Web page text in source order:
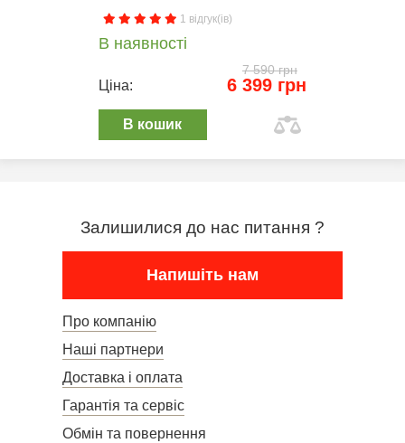
1 відгук(ів)
В наявності
7 590 грн
Ціна: 6 399 грн
В кошик
Залишилися до нас питання ?
Напишіть нам
Про компанію
Наші партнери
Доставка і оплата
Гарантія та сервіс
Обмін та повернення